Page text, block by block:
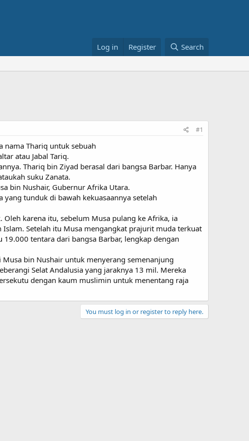
Log in Register Search
#1
nama Thariq untuk sebuah
atau Jabal Tariq.
Thariq bin Ziyad berasal dari bangsa Barbar. Hanya
suku Zanata.
bin Nushair, Gubernur Afrika Utara.
tunduk di bawah kekuasaannya setelah
karena itu, sebelum Musa pulang ke Afrika, ia
Setelah itu Musa mengangkat prajurit muda terkuat
tentara dari bangsa Barbar, lengkap dengan
bin Nushair untuk menyerang semenanjung
Selat Andalusia yang jaraknya 13 mil. Mereka
dengan kaum muslimin untuk menentang raja
You must log in or register to reply here.